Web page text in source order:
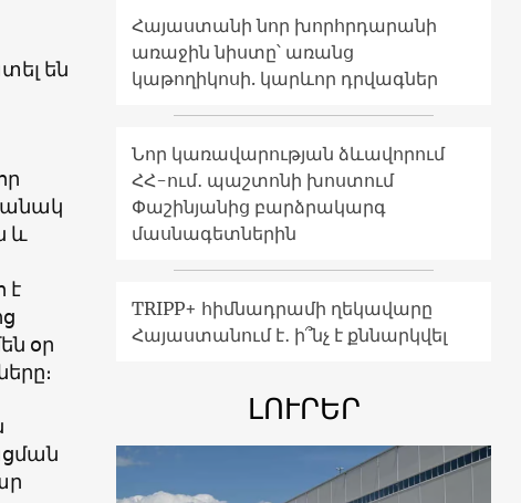
են
և
է
օր
Հայաստանի նոր խորհրդարանի
առաջին նիստը՝ առանց
կաթողիկոսի. կարևոր դրվագներ
Նոր կառավարության ձևավորում
ՀՀ-ում․ պաշտոնի խոստում
Փաշինյանից բարձրակարգ
մասնագետներին
TRIPP+ հիմնադրամի ղեկավարը
Հայաստանում է․ ի՞նչ է քննարկվել
ԼՈՒՐԵՐ